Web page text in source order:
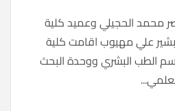
محمد الحجيلي وعميد كلية
علي مهيوب اقامت كلية
الطب البشري ووحدة البحث